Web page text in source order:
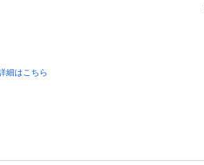
細はこちら